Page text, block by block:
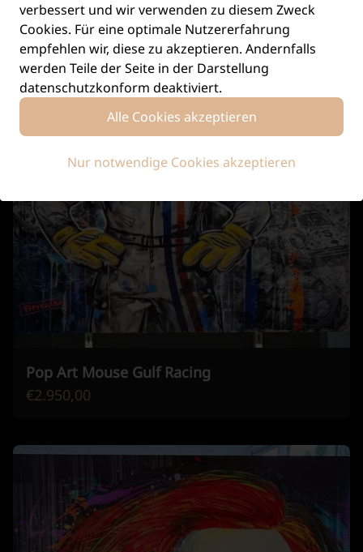
Pop Art Mouse Gulf Racing
€2.950,00
verbessert und wir verwenden zu diesem Zweck
Cookies. Für eine optimale Nutzererfahrung
empfehlen wir, diese zu akzeptieren. Andernfalls
werden Teile der Seite in der Darstellung
datenschutzkonform deaktiviert.
Alle Cookies akzeptieren
Nur notwendige Cookies akzeptieren